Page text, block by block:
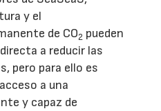
y el
de CO2 pueden
a reducir las
pero para ello es
a una
y capaz de